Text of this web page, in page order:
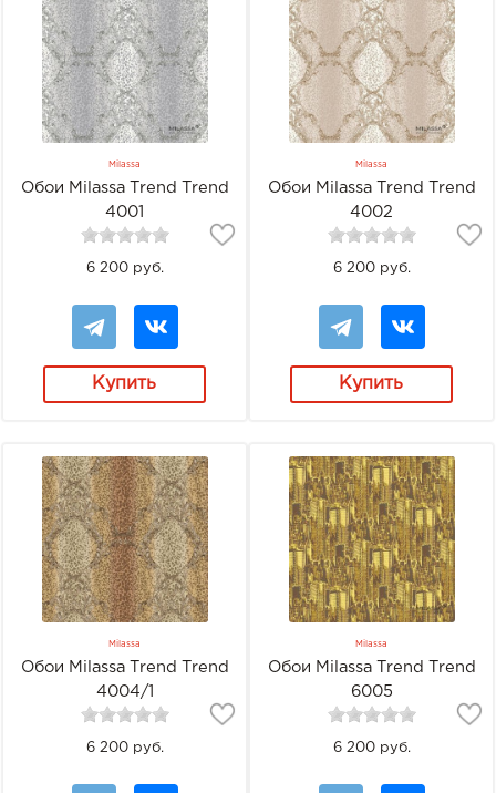
Milassa
Обои Milassa Trend Trend
4001
6 200 руб.
Купить
Milassa
Обои Milassa Trend Trend
4002
6 200 руб.
Купить
Milassa
Обои Milassa Trend Trend
4004/1
6 200 руб.
Milassa
Обои Milassa Trend Trend
6005
6 200 руб.